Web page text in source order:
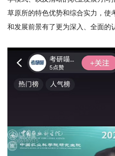
草原所的特色优势和综合实力，使
和发展前景有了更为深入、全面的